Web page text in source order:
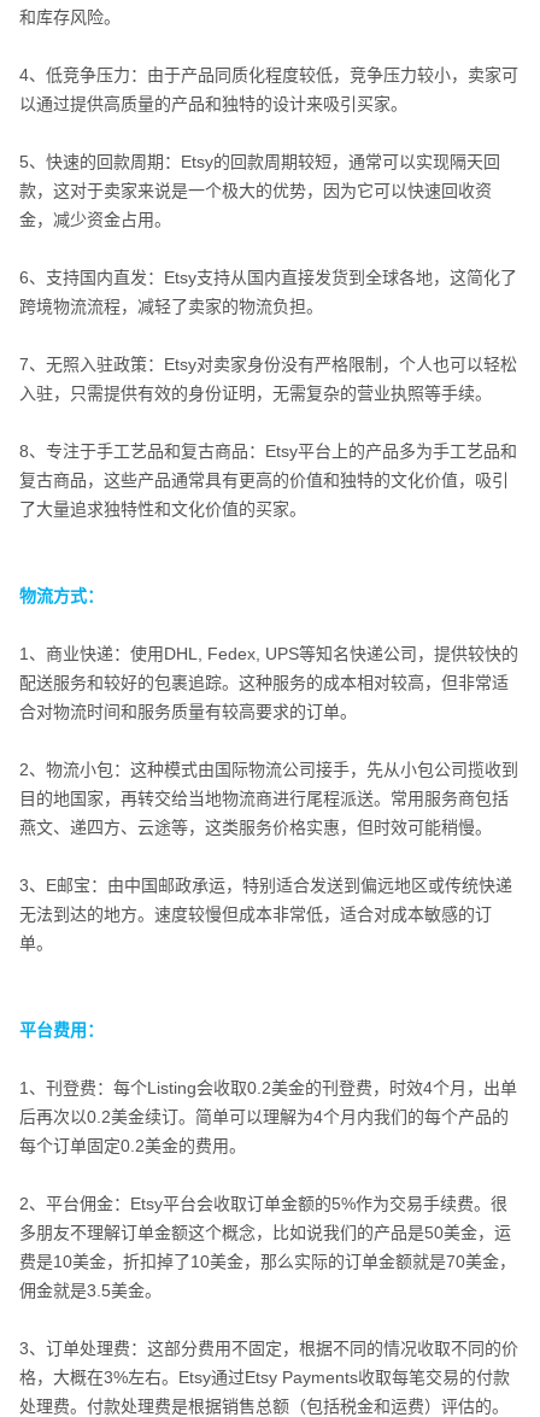
和库存风险。
4、低竞争压力：由于产品同质化程度较低，竞争压力较小，卖家可
以通过提供高质量的产品和独特的设计来吸引买家。
5、快速的回款周期：Etsy的回款周期较短，通常可以实现隔天回
款，这对于卖家来说是一个极大的优势，因为它可以快速回收资
金，减少资金占用。
6、支持国内直发：Etsy支持从国内直接发货到全球各地，这简化了
跨境物流流程，减轻了卖家的物流负担。
7、无照入驻政策：Etsy对卖家身份没有严格限制，个人也可以轻松
入驻，只需提供有效的身份证明，无需复杂的营业执照等手续。
8、专注于手工艺品和复古商品：Etsy平台上的产品多为手工艺品和
复古商品，这些产品通常具有更高的价值和独特的文化价值，吸引
了大量追求独特性和文化价值的买家。
物流方式：
1、商业快递：使用DHL, Fedex, UPS等知名快递公司，提供较快的
配送服务和较好的包裹追踪。这种服务的成本相对较高，但非常适
合对物流时间和服务质量有较高要求的订单。
2、物流小包：这种模式由国际物流公司接手，先从小包公司揽收到
目的地国家，再转交给当地物流商进行尾程派送。常用服务商包括
燕文、递四方、云途等，这类服务价格实惠，但时效可能稍慢。
3、E邮宝：由中国邮政承运，特别适合发送到偏远地区或传统快递
无法到达的地方。速度较慢但成本非常低，适合对成本敏感的订
单。
平台费用：
1、刊登费：每个Listing会收取0.2美金的刊登费，时效4个月，出单
后再次以0.2美金续订。简单可以理解为4个月内我们的每个产品的
每个订单固定0.2美金的费用。
2、平台佣金：Etsy平台会收取订单金额的5%作为交易手续费。很
多朋友不理解订单金额这个概念，比如说我们的产品是50美金，运
费是10美金，折扣掉了10美金，那么实际的订单金额就是70美金，
佣金就是3.5美金。
3、订单处理费：这部分费用不固定，根据不同的情况收取不同的价
格，大概在3%左右。Etsy通过Etsy Payments收取每笔交易的付款
处理费。付款处理费是根据销售总额（包括税金和运费）评估的。